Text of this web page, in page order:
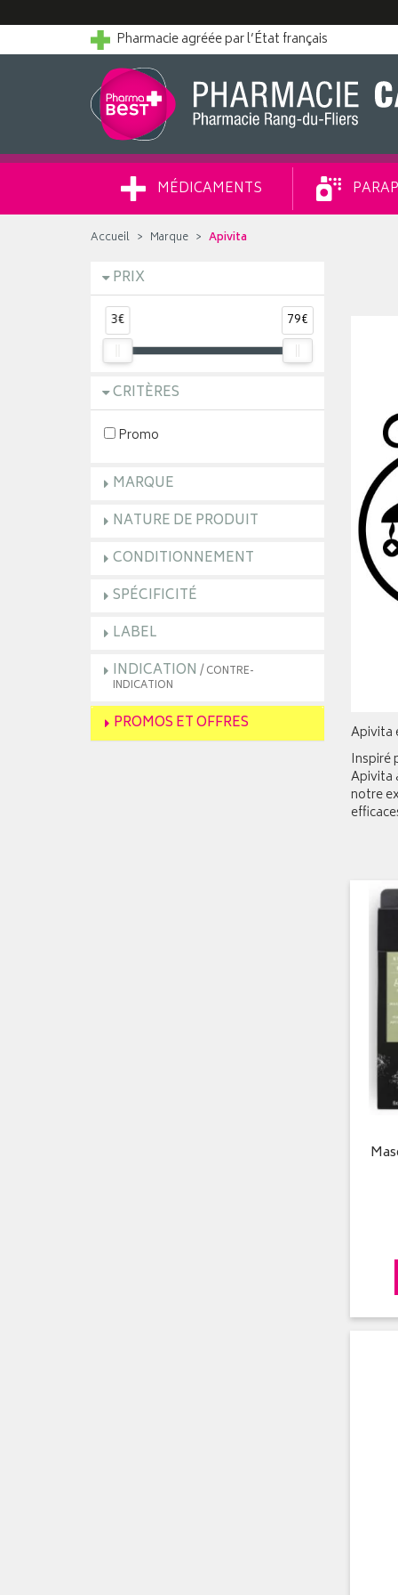
Pharmacie agréée par l’État français
MÉDICAMENTS
Accueil Marque Apivita
PRIX
3€ 79€
CRITÈRES
Promo
MARQUE
NATURE DE PRODUIT
CONDITIONNEMENT
SPÉCIFICITÉ
LABEL
INDICATION / CONTRE-
INDICATION
PROMOS ET OFFRES
Apivita
Inspiré
Apivita
notre